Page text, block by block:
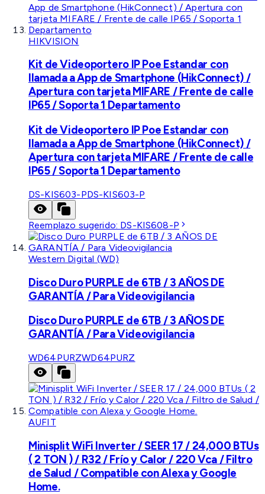
HIKVISION
Kit de Videoportero IP Poe Estandar con
llamada a App de Smartphone (HikConnect) /
Apertura con tarjeta MIFARE / Frente de calle
IP65 / Soporta 1 Departamento
Kit de Videoportero IP Poe Estandar con
llamada a App de Smartphone (HikConnect) /
Apertura con tarjeta MIFARE / Frente de calle
IP65 / Soporta 1 Departamento
DS-KIS603-PDS-KIS603-P
Reemplazo sugerido: DS-KIS608-P
Western Digital (WD)
Disco Duro PURPLE de 6TB / 3 AÑOS DE
GARANTÍA / Para Videovigilancia
Disco Duro PURPLE de 6TB / 3 AÑOS DE
GARANTÍA / Para Videovigilancia
WD64PURZWD64PURZ
AUFIT
Minisplit WiFi Inverter / SEER 17 / 24,000 BTUs
( 2 TON ) / R32 / Frío y Calor / 220 Vca / Filtro
de Salud / Compatible con Alexa y Google
Home.